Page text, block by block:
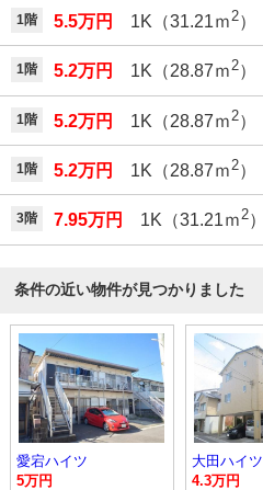
1階 5.5万円 1K（31.21ｍ2）
1階 5.2万円 1K（28.87ｍ2）
1階 5.2万円 1K（28.87ｍ 2）
1階 5.2万円 1K（28.87ｍ2）
3階 7.95万円 1K（31.21ｍ2）
条件の近い物件が見つかりました
愛宕ハイツ
5万円
大田ハイツ
4.3万円